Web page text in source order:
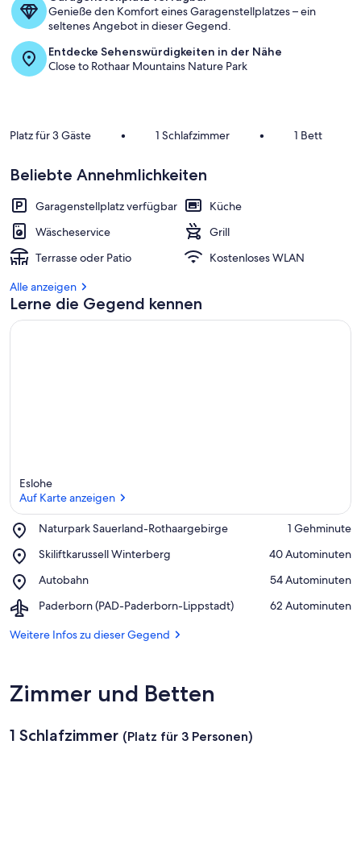
Genieße den Komfort eines Garagenstellplatzes – ein
seltenes Angebot in dieser Gegend.
Entdecke Sehenswürdigkeiten in der Nähe
Close to Rothaar Mountains Nature Park
Platz für 3 Gäste • 1 Schlafzimmer • 1 Bett
Beliebte Annehmlichkeiten
Garagenstellplatz verfügbar
Küche
Wäscheservice
Grill
Terrasse oder Patio
Kostenloses WLAN
Alle anzeigen
Lerne die Gegend kennen
Eslohe
Auf Karte anzeigen
Naturpark Sauerland-Rothaargebirge
Place,
Sauerland-
‪1 Gehminute‬
Skiliftkarussell Winterberg
Place,
Winterberg
‪40 Autominuten‬
Autobahn
Place,
‪54 Autominuten‬
Paderborn (PAD-Paderborn-Lippstadt)
Airport,
(PAD-
‪62 Autominuten‬
Weitere Infos zu dieser Gegend
Zimmer und Betten
1 Schlafzimmer (Platz für 3 Personen)